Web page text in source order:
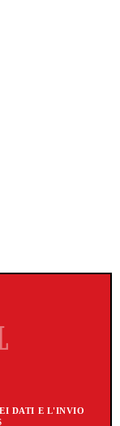
DATI E L'INVIO